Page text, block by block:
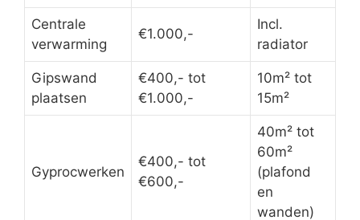
Centrale
verwarming
€1.000,-
Incl.
radiator
Gipswand
plaatsen
€400,- tot
€1.000,-
10m² tot
15m²
Gyprocwerken
€400,- tot
€600,-
40m² tot
60m²
(plafond
en
wanden)